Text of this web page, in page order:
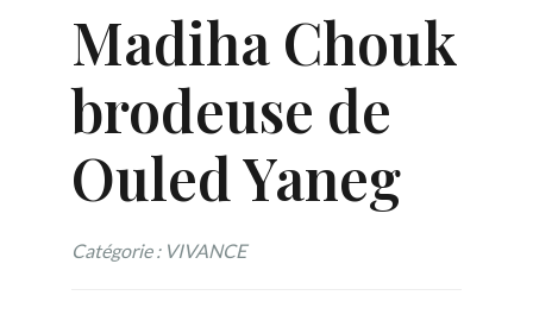
Madiha Chouk
brodeuse de
Ouled Yaneg
Catégorie : VIVANCE